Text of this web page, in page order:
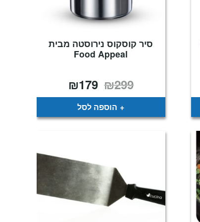
סיר קוסקוס נירוסטה מבית
Food Appeal
₪299 המחיר
המקורי
היה:
₪299.
₪179
הוא:
הוספה לסל